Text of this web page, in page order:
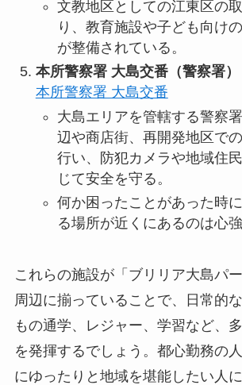
文教地区としての江東区の
り、教育施設や子ども向け
が整備されている。
本所警察署 大島交番（警察署）
本所警察署 大島交番
大島エリアを管轄する警察
辺や商店街、再開発地区で
行い、防犯カメラや地域住
じて安全を守る。
何か困ったことがあった時
る場所が近くにあるのは心強
これらの施設が「ブリリア大島パ
周辺に揃っていることで、日常的
もの通学、レジャー、学習など、
を発揮するでしょう。都心勤務の
にゆったりと地域を堪能したい人